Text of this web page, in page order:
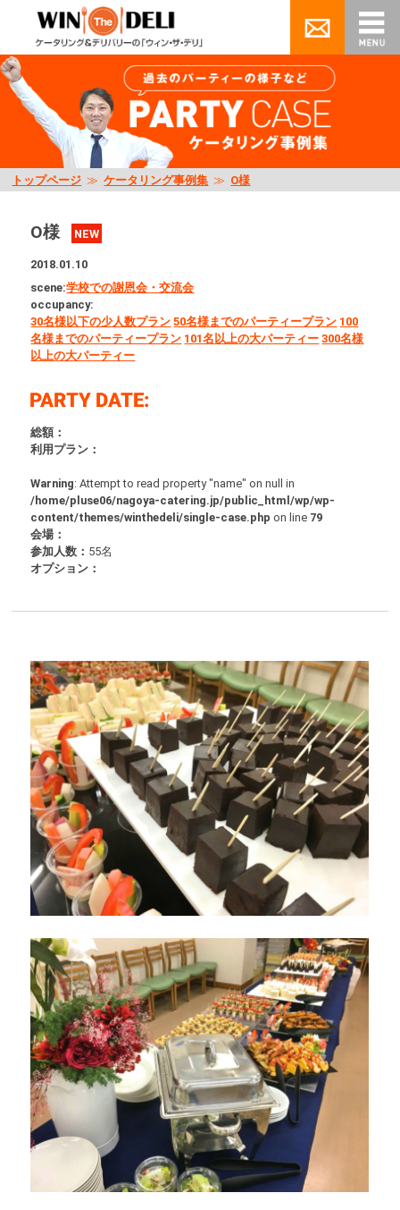
トップページ ≫ケータリング事例集 ≫ O様
O様 NEW
2018.01.10
scene:学校での謝恩会・交流会
occupancy:
30名様以下の少人数プラン 50名様までのパーティープラン 100
名様までのパーティープラン 101名以上の大パーティー 300名様
以上の大パーティー
総額：
利用プラン：
Warning: Attempt to read property "name" on null in
/home/pluse06/nagoya-catering.jp/public_html/wp/wp-
content/themes/winthedeli/single-case.php on line 79
会場：
参加人数： 55名
オプション：